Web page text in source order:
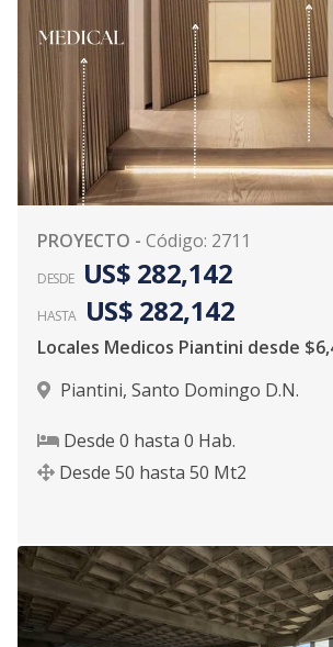
PROYECTO - Código: 2711
DESDE US$ 282,142
HASTA US$ 282,142
Locales Medicos Piantini desde
Piantini, Santo Domingo D.N.
Desde 0 hasta 0 Hab.
Desde 50 hasta 50 Mt2